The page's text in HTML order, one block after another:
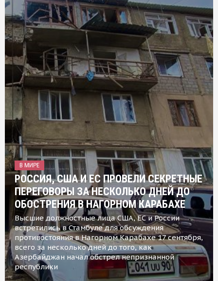
В МИРЕ
РОССИЯ, США И ЕС ПРОВЕЛИ СЕКРЕТНЫЕ
ПЕРЕГОВОРЫ ЗА НЕСКОЛЬКО ДНЕЙ ДО
ОБОСТРЕНИЯ В НАГОРНОМ КАРАБАХЕ
Высшие должностные лица США, ЕС и России
встретились в Стамбуле для обсуждения
противостояния в Нагорном Карабахе 17 сентября,
всего за несколько дней до того, как
Азербайджан начал обстрел непризнанной
республики